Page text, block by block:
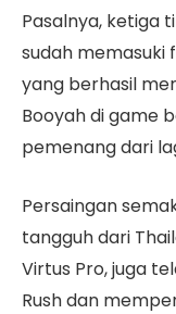
Pasalnya, ketiga
sudah memasuki
yang berhasil
Booyah di game
pemenang dari
Persaingan
tangguh dari
Virtus Pro, juga
Rush dan